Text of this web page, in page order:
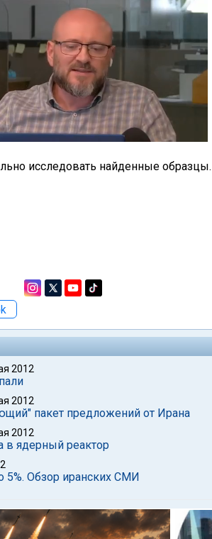
исследовать найденные образцы.
2012
2012
пакет предложений от Ирана
2012
в ядерный реактор
5%. Обзор иранских СМИ